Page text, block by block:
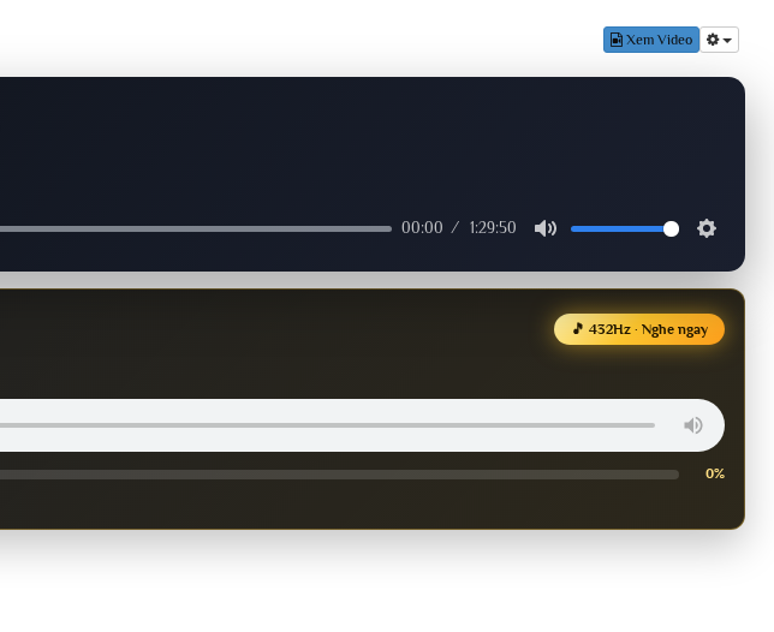
Xem Video
00:00 1:29:50
🎵 432Hz · Nghe ngay
0%